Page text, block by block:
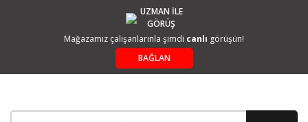
UZMAN İLE
GÖRÜŞ
Mağazamız çalışanlarınla şimdi canlı görüşün!
BAĞLAN